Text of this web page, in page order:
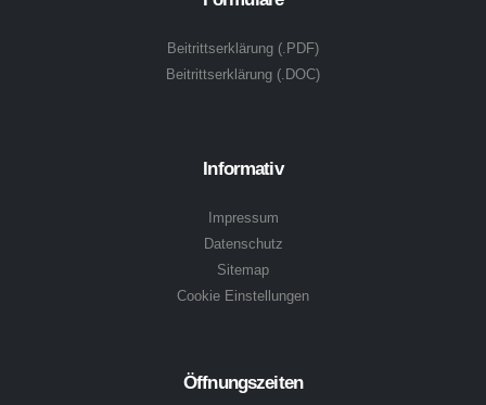
Beitrittserklärung (.PDF)
Beitrittserklärung (.DOC)
Informativ
Impressum
Datenschutz
Sitemap
Cookie Einstellungen
Öffnungszeiten